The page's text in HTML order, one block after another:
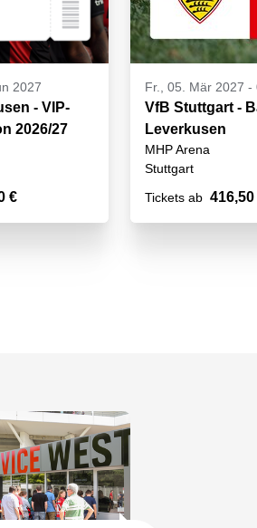
2027
- VIP-
2026/27
€
Fr., 05. Mär 2027 -
VfB Stuttgart -
Leverkusen
MHP Arena
Stuttgart
Tickets ab 416,50